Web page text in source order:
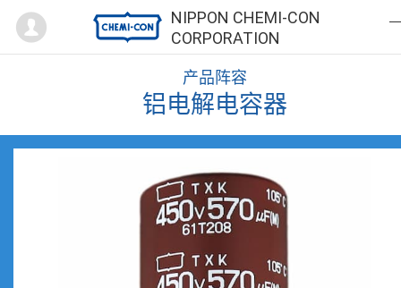
NIPPON CHEMI-CON
CORPORATION
Mypage
产品阵容
铝电解电容器